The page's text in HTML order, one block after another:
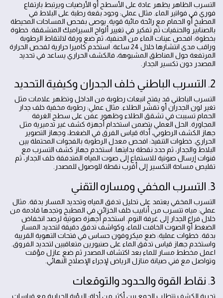
التسرب الظاهر يظهر عادة على الأسطح أو الأرضيات ويرتبط بارتفاع
فوري في فواتير الماء. مثال عملي: وجود بقعة رطبة على البلاط في
المطبخ أو الحمام مع رائحة مائية قوية. يوصى بفحص المساحات المحيطة
بالصنابير والحنفيات ثم تفكير في تغيير ألواح السيراميك المتشققة. خطوة
بخطوة: افحص عينات الماء من الحنفية، ثم ضع ورقة لالتقاط الرطوبة
وراقب مدى انتشارها خلال 24 ساعة. استخدم كاميرا حرارية لفحص الحرارة
المرتفعة حول المناطق المشبوهة، فالكشف الحراري يساعد في تحديد
المصدر دون تكسير الجدار.
2. التسرب الباطني خلف الجدران وكيفية التحديد
التسرب الباطني قد يفتح انبعاث رطوبة من الداخل وتظهر علامات مثل
تغير لون الجدران أو تقشر الطلاء. مثال عملي: رطوبة مخفية خلف جدار
الحمام تسببت في تشقق الطلاء وظهور عفن على سطح الغرفة
المجاورة. الحل العملي يتضمن استخدام أجهزة كشف غير تدميرية مثل
جهاز الكشف الرطوبي، أداة قياس الفرق في الضغط، وجهاز التصوير
الحراري. خطوات التنفيذ: افحص معدل الرطوبة بالفجوات المحتملة بين
البلاط والجدار، ثم حدد نقطة بدايتها. استخدم جهاز كشف التسرب مع
قنوات إرسال صوتية للاستماع إلى صوت المياه المتدفقة خلف الجدار، ثم
تقليص مساحة التكسير إلى أقرب نقطة للوصول للمصدر.
3. التسرب المخفي ومساره التقني
التسرب المخفي يعتمد على تحليل تدفق المياه وتحديد المسار بدقة. مثال
عملي: مياه تتسرب من أنابيب خلف الخزائن في المطبخ وتجدها قادمة من
خلال فراغ الجدار إلى غرفة النوم. استخدم أجهزة صوتية لرصد انخفاض
الضغط أو الصوت الخافت للماء، وكواشف تدفق دقيقة لتحديد المسار
بدقة. خطوات عملية: ضع ميكروفون حساس في فتحات التهوية القريبة
واستخدم جهاز قياس تدفق الماء على صنبورين متعاقبين لتحديد الفروق.
اعمل مخطط مسار للماء بعد اكتشاف المصدر ثم ضع عازل مؤقت
وتواصل مع فني صيانة منازل الرياض لإجراء الإصلاح النهائي.
3. نقاط القوة والحدود والتوقعات
تجربة الكشف تتطلب الجمع بين أكثر من أداة: الرؤية الحرارية مع قياسات